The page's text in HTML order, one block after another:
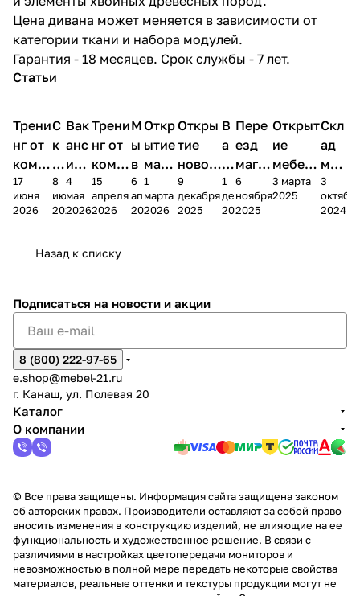
Цена дивана может меняется в зависимости от
категории ткани и набора модулей.
Гарантия - 18 месяцев. Срок службы - 7 лет.
Статьи
Трени
нг от
комп
ании
Мело
17
июня
2026
С
к
и
д
к
2
8
июня
2026
Вак
анс
ия в
Чеб
окс
4
мая
2026
Трени
нг от
комп
ании
Мело
15
апреля
2026
М
ы
в
М
А
6
апреля
2026
Откр
ытие
мага
зина
в
1
марта
2026
Откры
тие
новог
о
магаз
9
декабря
2025
В
а
к
а
н
1
декабря
2025
Пере
езд
магаз
ина в
г.
6
ноября
2025
Открыт
ие
мебель
ного
салона
3 марта
2025
Скл
ад
меб
ели
пер
3
2024
Назад к списку
Подписаться на новости и акции
8 (800) 222-97-65
e.shop@mebel-21.ru
г. Канаш, ул. Полевая 20
Каталог
О компании
© Все права защищены. Информация сайта защищена законом
об авторских правах. Производители оставляют за собой право
вносить изменения в конструкцию изделий, не влияющие на ее
функциональность и художественное решение. В связи с
различиями в настройках цветопередачи мониторов и
невозможностью в полной мере передать некоторые свойства
материалов, реальные оттенки и текстуры продукции могут не